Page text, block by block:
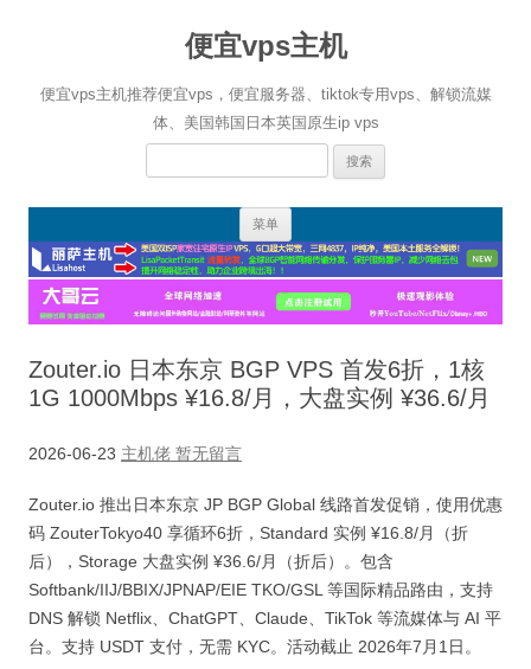
便宜vps主机
便宜vps主机推荐便宜vps，便宜服务器、tiktok专用vps、解锁流媒
体、美国韩国日本英国原生ip vps
搜
菜单
正
文
Zouter.io 日本东京 BGP VPS 首发6折，1核
1G 1000Mbps ¥16.8/月，大盘实例 ¥36.6/月
2026-06-23 主机佬 暂无留言
Zouter.io 推出日本东京 JP BGP Global 线路首发促销，使用优惠
码 ZouterTokyo40 享循环6折，Standard 实例 ¥16.8/月（折
后），Storage 大盘实例 ¥36.6/月（折后）。包含
Softbank/IIJ/BBIX/JPNAP/EIE TKO/GSL 等国际精品路由，支持
DNS 解锁 Netflix、ChatGPT、Claude、TikTok 等流媒体与 AI 平
台。支持 USDT 支付，无需 KYC。活动截止 2026年7月1日。